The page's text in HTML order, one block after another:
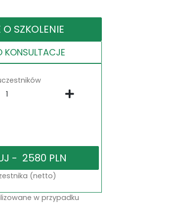
SZKOLENIE
KONSULTACJE
(netto)
w przypadku